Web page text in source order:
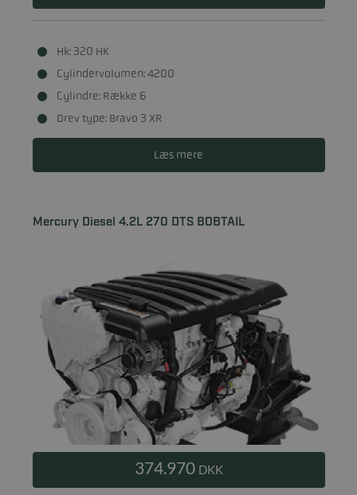
Hk: 320 HK
Cylindervolumen: 4200
Cylindre: Række 6
Drev type: Bravo 3 XR
Læs mere
Mercury Diesel 4.2L 270 DTS BOBTAIL
374.970 DKK